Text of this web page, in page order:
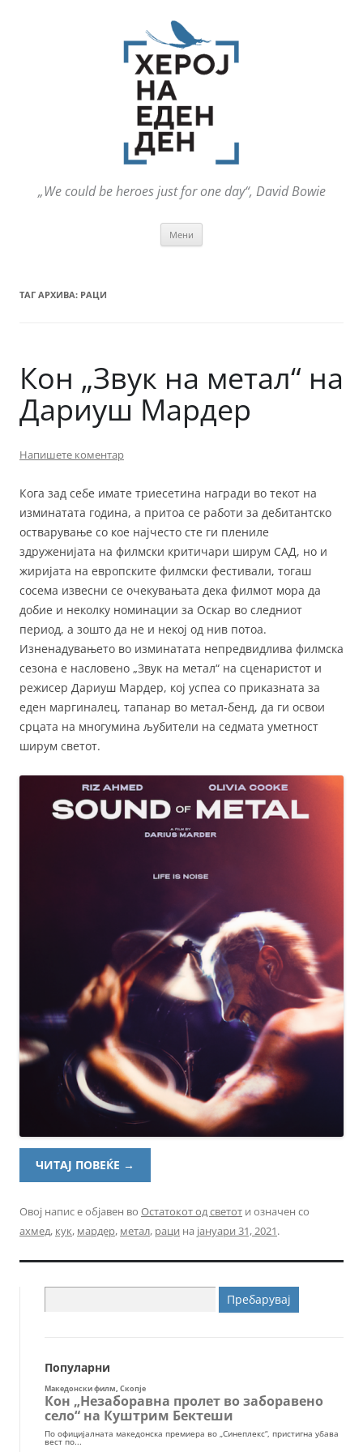
„We could be heroes just for one day“, David Bowie
Мени
ТАГ АРХИВА: РАЦИ
Кон „Звук на метал“ на
Дариуш Мардер
Напишете коментар
Кога зад себе имате триесетина награди во текот на
изминатата година, а притоа се работи за дебитантско
остварување со кое најчесто сте ги плениле
здруженијата на филмски критичари ширум САД, но и
жиријата на европските филмски фестивали, тогаш
сосема извесни се очекувањата дека филмот мора да
добие и неколку номинации за Оскар во следниот
период, а зошто да не и некој од нив потоа.
Изненадувањето во изминатата непредвидлива филмска
сезона е насловено „Звук на метал“ на сценаристот и
режисер Дариуш Мардер, кој успеа со приказната за
еден маргиналец, тапанар во метал-бенд, да ги освои
срцата на многумина љубители на седмата уметност
ширум светот.
ЧИТАЈ ПОВЕЌЕ →
Овој напис е објавен во Остатокот од светот и означен со
ахмед, кук, мардер, метал, раци на јануари 31, 2021.
за:
Популарни